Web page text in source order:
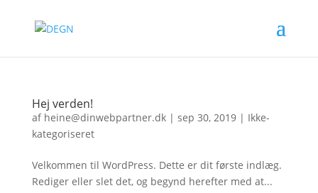
Hej verden!
af heine@dinwebpartner.dk| sep 30, 2019| Ikke-
kategoriseret
Velkommen til WordPress. Dette er dit første indlæg.
Rediger eller slet det, og begynd herefter med at...